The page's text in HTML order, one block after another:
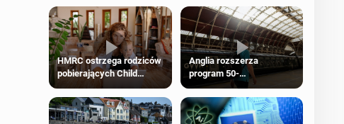
HMRC ostrzega rodziców
pobierających Child
Benefit. Mogą być
zobowiązani do zwrotu
zasiłku
Anglia rozszerza
program 50-
procentowych zniżek
kolejowych na 18-latków